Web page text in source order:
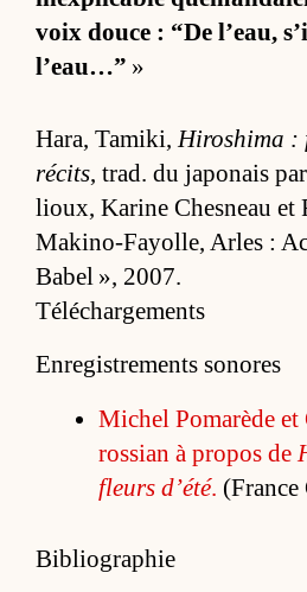
voix douce : “De l’eau,
l’eau…” »
Ha­ra, Ta­mi­ki,Hi­ro­shima :
ré­cits, trad. du ja­po­nais
lioux, Ka­rine Ches­neau et
Ma­ki­no-Fayol­le, Arles :
Ba­bel », 2007.
Téléchargements
Enregistrements sonores
Mi­chel Po­ma­rède
ros­sian à pro­pos de
fleurs d’été.
Bibliographie